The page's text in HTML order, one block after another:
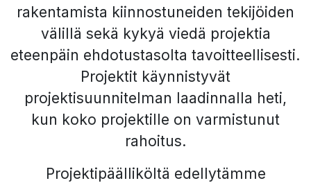
rakentamista kiinnostuneiden tekijöiden
välillä sekä kykyä viedä projektia
eteenpäin ehdotustasolta tavoitteellisesti.
Projektit käynnistyvät
projektisuunnitelman laadinnalla heti,
kun koko projektille on varmistunut
rahoitus.
Projektipäälliköltä edellytämme